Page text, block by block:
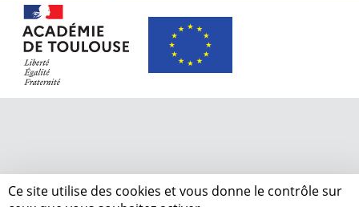
Ce site utilise des cookies et vous donne le contrôle sur